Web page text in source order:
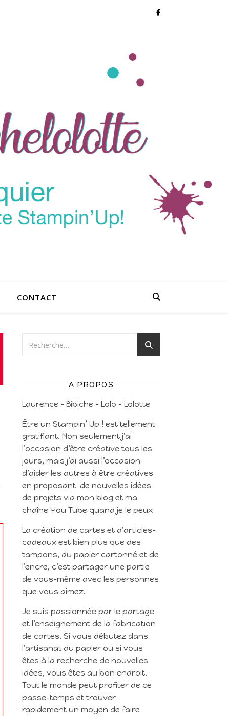
CONTACT
A PROPOS
Laurence – Bibiche – Lolo – Lolotte
Être un Stampin’ Up ! est tellement
gratifiant. Non seulement j’ai
l’occasion d’être créative tous les
jours, mais j’ai aussi l’occasion
d’aider les autres à être créatives
en proposant de nouvelles idées
de projets via mon blog et ma
chaîne You Tube quand je le peux
La création de cartes et d’articles-
cadeaux est bien plus que des
tampons, du papier cartonné et de
l’encre, c’est partager une partie
de vous-même avec les personnes
que vous aimez.
Je suis passionnée par le partage
et l’enseignement de la fabrication
de cartes. Si vous débutez dans
l’artisanat du papier ou si vous
êtes à la recherche de nouvelles
idées, vous êtes au bon endroit.
Tout le monde peut profiter de ce
passe-temps et trouver
rapidement un moyen de faire